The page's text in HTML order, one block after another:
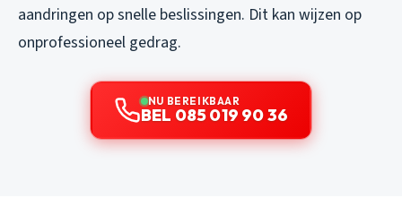
aandringen op snelle beslissingen. Dit kan wijzen op
onprofessioneel gedrag.
NU BEREIKBAAR
BEL 085 019 90 36